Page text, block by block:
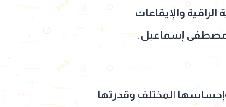
والإيقاعات
مصطفى إسماعيل.
المختلف وقدرتها